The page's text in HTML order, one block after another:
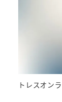
トレスオン